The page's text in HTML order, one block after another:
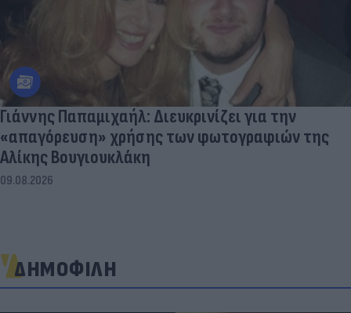
Γιάννης Παπαμιχαήλ: Διευκρινίζει για την
«απαγόρευση» χρήσης των φωτογραφιών της
Αλίκης Βουγιουκλάκη
09.08.2026
ΔΗΜΟΦΙΛΗ